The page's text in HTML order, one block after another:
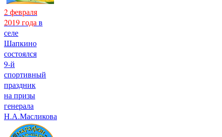
2 февраля
2019 года в
селе
Шапкино
состоялся
9-й
спортивный
праздник
на призы
генерала
Н.А.Масликова